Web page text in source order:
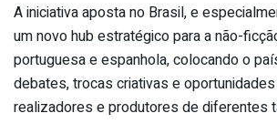
A iniciativa aposta no Brasil, e
um novo hub estratégico para a não-
portuguesa e espanhola, colocando o
debates, trocas criativas e
realizadores e produtores de diferentes